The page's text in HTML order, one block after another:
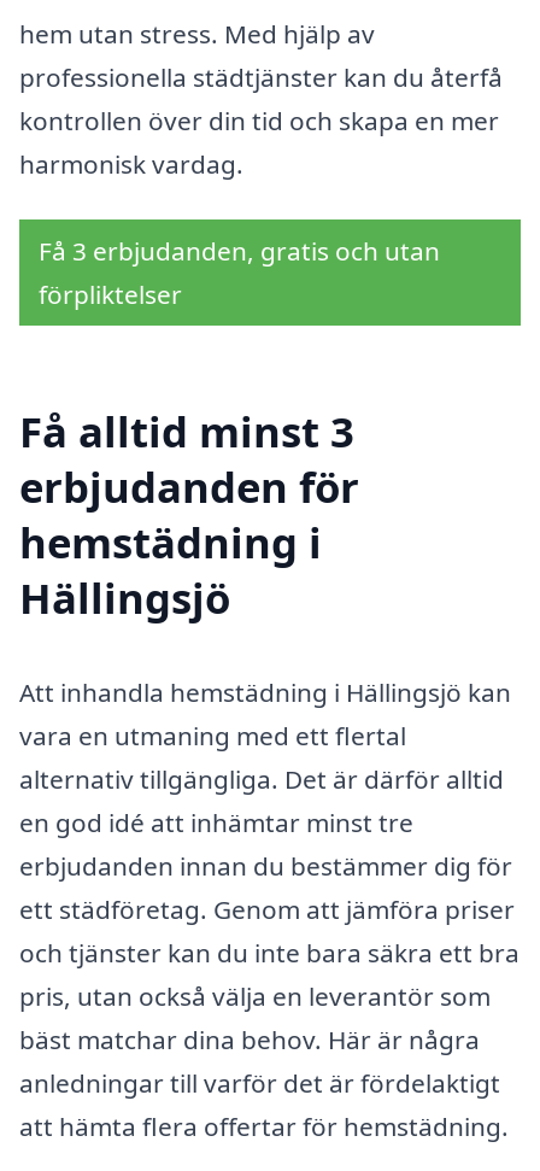
hem utan stress. Med hjälp av
professionella städtjänster kan du återfå
kontrollen över din tid och skapa en mer
harmonisk vardag.
Få 3 erbjudanden, gratis och utan
förpliktelser
Få alltid minst 3
erbjudanden för
hemstädning i
Hällingsjö
Att inhandla hemstädning i Hällingsjö kan
vara en utmaning med ett flertal
alternativ tillgängliga. Det är därför alltid
en god idé att inhämtar minst tre
erbjudanden innan du bestämmer dig för
ett städföretag. Genom att jämföra priser
och tjänster kan du inte bara säkra ett bra
pris, utan också välja en leverantör som
bäst matchar dina behov. Här är några
anledningar till varför det är fördelaktigt
att hämta flera offertar för hemstädning.